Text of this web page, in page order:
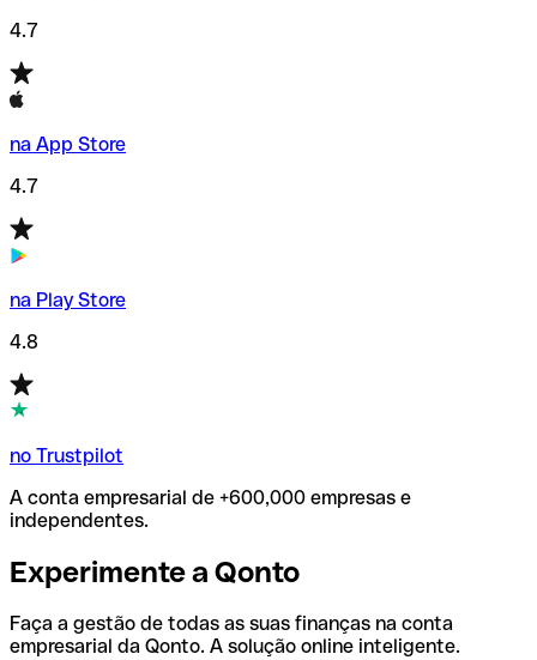
4.7
na App Store
4.7
na Play Store
4.8
no Trustpilot
A conta empresarial de +600,000 empresas e
independentes.
Experimente a Qonto
Faça a gestão de todas as suas finanças na conta
empresarial da Qonto. A solução online inteligente.